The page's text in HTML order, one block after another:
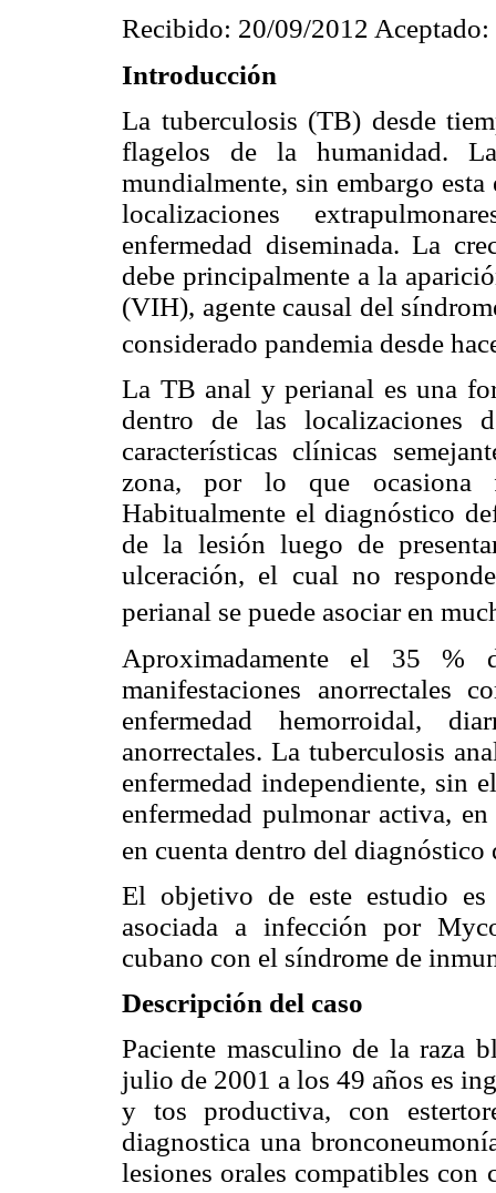
Recibido: 20/09/2012
Introducción
La tuberculosis (TB) desde
flagelos de la humanidad.
mundialmente, sin embargo esta
localizaciones
enfermedad diseminada. La
debe principalmente a la
(VIH), agente causal del
considerado pandemia desde
La TB anal y perianal es una
dentro de las localizaciones
características clínicas
zona, por lo que ocasiona
Habitualmente el diagnóstico
de la lesión luego de
ulceración, el cual no
perianal se puede asociar en
Aproximadamente el 35 %
manifestaciones anorrectales
enfermedad hemorroidal,
anorrectales. La tuberculosis
enfermedad independiente, sin
enfermedad pulmonar activa,
en cuenta dentro del diagnóstico
El objetivo de este estudio
asociada a infección por
cubano con el síndrome de
Descripción del caso
Paciente masculino de la raza
julio de 2001 a los 49 años es
y tos productiva, con
diagnostica una
lesiones orales compatibles